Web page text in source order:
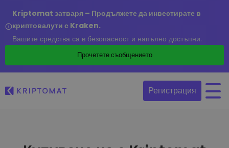
Kriptomat затваря – Продължете да инвестирате в
криптовалути с Kraken.
Вашите средства са в безопасност и напълно достъпни.
Прочетете съобщението
Регистрация